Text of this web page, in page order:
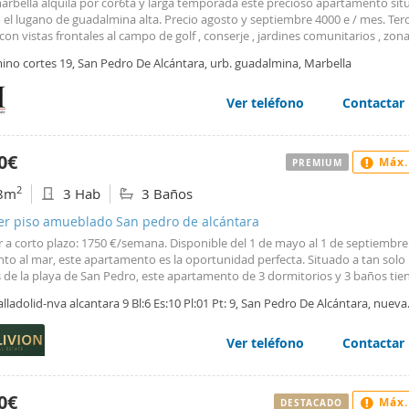
lugano de guadalmina alta. Precio agosto y septiembre 4000 e / mes.
vistas frontales al campo de golf , conserje , jardines comunitarios ,
, paradas de autobuses , a escasos dos minutos de san pedro alcántara y
de puerto banús. Este inmueble se alquila para larga temporada, contrato
se `pide demostración de solvencia. Los actuales inquilinos se marchan el
visitar. Ideal para golfistas , tiene un tamaño propio para vivir dos
Proyecto de piscina en curso para el año que viene en la
puede cambiar a la fotos subidas en este anuncio.
cortes 19, San Pedro De Alcántara, urb. guadalmina, Marbella
Ver teléfono Contactar
2 3 Hab 3 Baños
piso amueblado San pedro de alcántara
a corto plazo: 1750 €/semana. Disponible del 1 de mayo al 1 de
al mar, este apartamento es la oportunidad perfecta. Situado a tan solo
la playa de San Pedro, este apartamento de 3 dormitorios y 3 baños
durante todo el día. Al entrar en esta propiedad totalmente amueblada a
y acogedor recibidor con aseo de cortesía, accederá a un luminoso y
aquí, se accede a la joya del apartamento: una gran terraza cubierta
al mar, perfecta para disfrutar del café de la mañana o de una copa al
La cocina totalmente equipada, con vistas a La Concha, incluye un
secadora y amplio espacio de almacenamiento. El dormitorio principal,
nva alcantara 9 Bl:6 Es:10 Pl:01 Pt: 9, San Pedro De Alcántara, nueva
Ver teléfono Contactar
PREMIUM
DESTACADO